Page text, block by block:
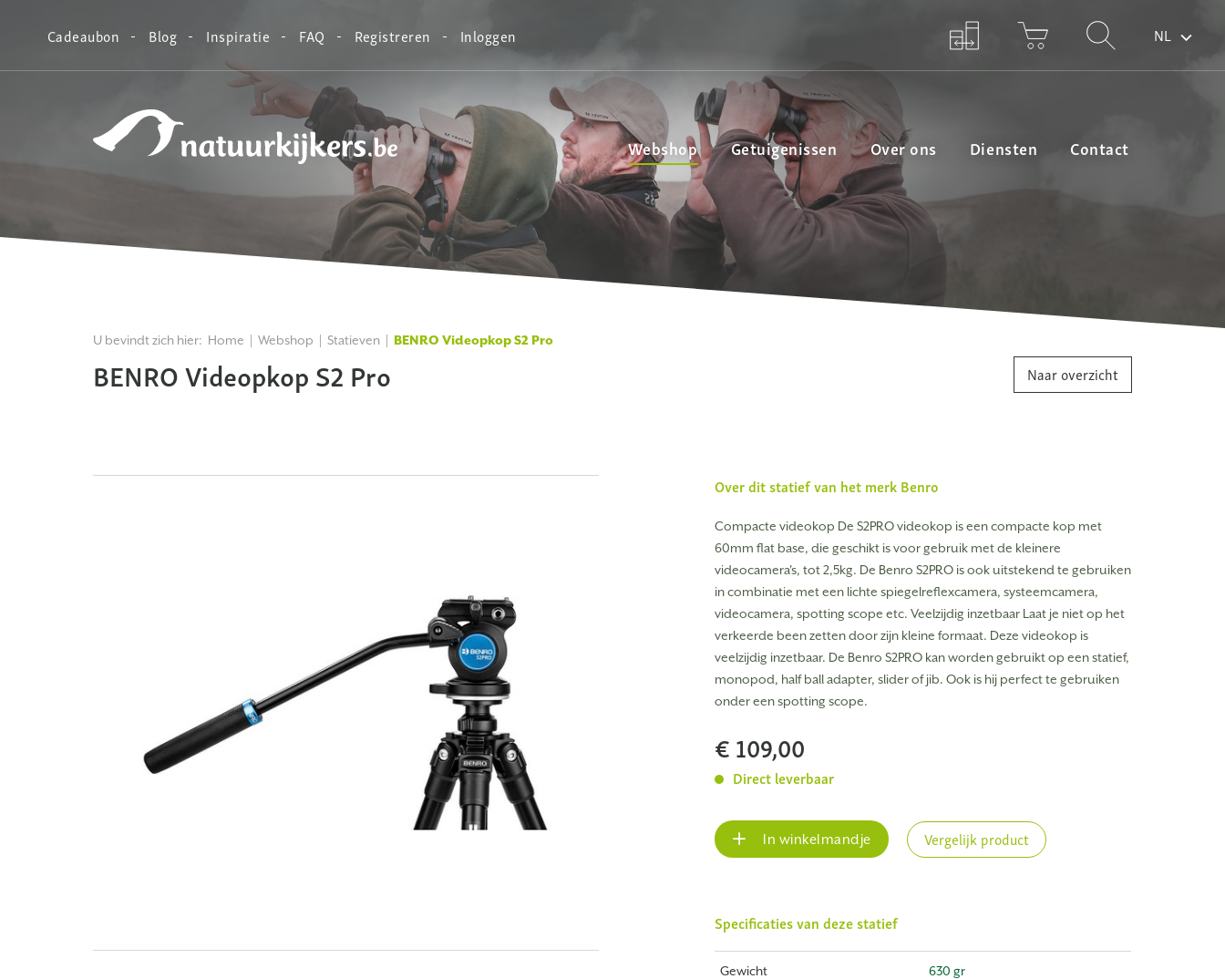
Cadeaubon Blog Inspiratie FAQ Registreren Inloggen NL
Webshop Getuigenissen Over ons Diensten Contact
U bevindt zich hier: Home Webshop Statieven BENRO Videopkop S2 Pro
BENRO Videopkop S2 Pro Naar overzicht
Over dit statief van het merkBenro
Compacte videokop De S2PRO videokop is een compacte kop met
60mm flat base, die geschikt is voor gebruik met de kleinere
videocamera's, tot 2,5kg. De Benro S2PRO is ook uitstekend te gebruiken
in combinatie met een lichte spiegelreflexcamera, systeemcamera,
videocamera, spotting scope etc. Veelzijdig inzetbaar Laat je niet op het
verkeerde been zetten door zijn kleine formaat. Deze videokop is
veelzijdig inzetbaar. De Benro S2PRO kan worden gebruikt op een statief,
monopod, half ball adapter, slider of jib. Ook is hij perfect te gebruiken
onder een spotting scope.
€ 109,00
Direct leverbaar
In winkelmandje Vergelijk product
Specificaties van deze statief
Gewicht 630 gr